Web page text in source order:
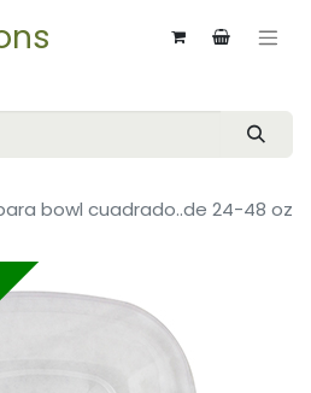
bowl cuadrado..de 24-48 oz